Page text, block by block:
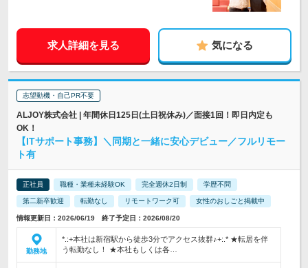
求人詳細を見る 気になる
志望動機・自己PR不要
ALJOY株式会社 | 年間休日125日(土日祝休み)／面接1回！即日内定も
OK！
【ITサポート事務】＼同期と一緒に安心デビュー／フルリモー
ト有
正社員 職種・業種未経験OK 完全週休2日制 学歴不問
第二新卒歓迎 転勤なし リモートワーク可 女性のおしごと掲載中
情報更新日：2026/06/19 終了予定日：2026/08/20
勤務地
*.:+本社は新宿駅から徒歩3分でアクセス抜群♪+:.* ★転居を伴
う転勤なし！ ★本社もしくは各…